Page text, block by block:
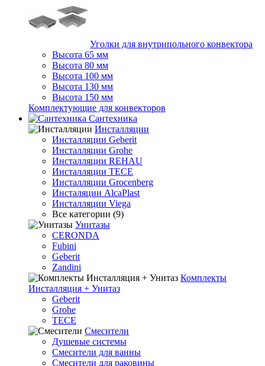
Уголки для внутрипольного конвектора
Высота 65 мм
Высота 80 мм
Высота 100 мм
Высота 130 мм
Высота 150 мм
Комплектующие для конвекторов
Сантехника
Инсталляции
Инсталляции Geberit
Инсталляции Grohe
Инсталляции REHAU
Инсталляции TECE
Инсталляции Grocenberg
Инсталяции AlcaPlast
Инсталляции Viega
Все категории (9)
Унитазы
CERONDA
Fubini
Geberit
Zandini
Комплекты
Инсталляция + Унитаз
Geberit
Grohe
TECE
Смесители
Душевые системы
Смесители для ванны
Смесители для раковины